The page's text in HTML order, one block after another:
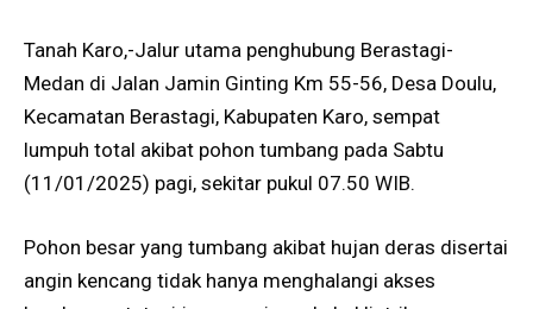
Tanah Karo,-Jalur utama penghubung Berastagi-
Medan di Jalan Jamin Ginting Km 55-56, Desa Doulu,
Kecamatan Berastagi, Kabupaten Karo, sempat
lumpuh total akibat pohon tumbang pada Sabtu
(11/01/2025) pagi, sekitar pukul 07.50 WIB.
Pohon besar yang tumbang akibat hujan deras disertai
angin kencang tidak hanya menghalangi akses